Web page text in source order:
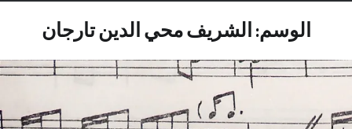
الوسم:الشريف محي الدين تارجان